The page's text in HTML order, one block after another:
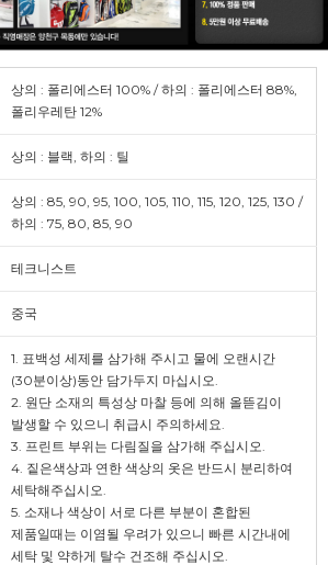
상의 : 폴리에스터 100% / 하의 : 폴리에스터 88%,
폴리우레탄 12%
상의 : 블랙, 하의 : 틸
상의 : 85, 90, 95, 100, 105, 110, 115, 120, 125, 130 /
하의 : 75, 80, 85, 90
테크니스트
중국
1. 표백성 세제를 삼가해 주시고 물에 오랜시간
(30분이상)동안 담가두지 마십시오.
2. 원단 소재의 특성상 마찰 등에 의해 올뜯김이
발생할 수 있으니 취급시 주의하세요.
3. 프린트 부위는 다림질을 삼가해 주십시오.
4. 짙은색상과 연한 색상의 옷은 반드시 분리하여
세탁해주십시오.
5. 소재나 색상이 서로 다른 부분이 혼합된
제품일때는 이염될 우려가 있으니 빠른 시간내에
세탁 및 약하게 탈수 건조해 주십시오.